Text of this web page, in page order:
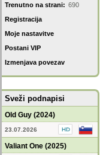
Trenutno na strani: 690
Registracija
Moje nastavitve
Postani VIP
Izmenjava povezav
Sveži podnapisi
Old Guy (2024)
23.07.2026
Valiant One (2025)